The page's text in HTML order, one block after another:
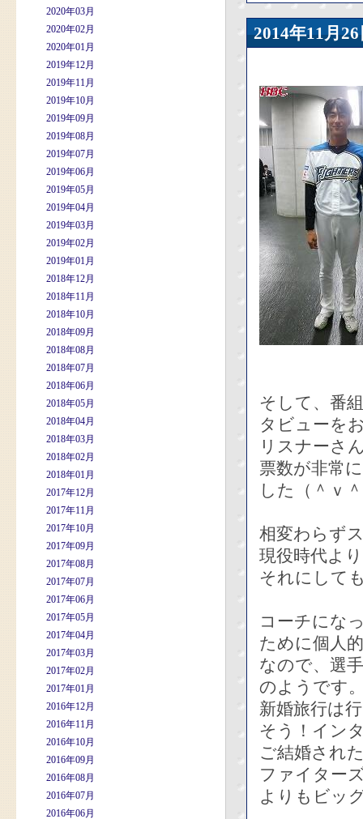
2020年03月
2020年02月
2020年01月
2019年12月
2019年11月
2019年10月
2019年09月
2019年08月
2019年07月
2019年06月
2019年05月
2019年04月
2019年03月
2019年02月
2019年01月
2018年12月
2018年11月
2018年10月
2018年09月
2018年08月
2018年07月
2018年06月
2018年05月
2018年04月
2018年03月
2018年02月
2018年01月
2017年12月
2017年11月
2017年10月
2017年09月
2017年08月
2017年07月
2017年06月
2017年05月
2017年04月
2017年03月
2017年02月
2017年01月
2016年12月
2016年11月
2016年10月
2016年09月
2016年08月
2016年07月
2016年06月
2014年11
そして、番
タビューを
リスナーさ
票数が非常
した（＾ｖ
相変わらず
現役時代よ
それにして
コーチにな
ために個人
なので、選
のようです
新婚旅行は
そう！イン
ご結婚され
ファイター
よりもビッ